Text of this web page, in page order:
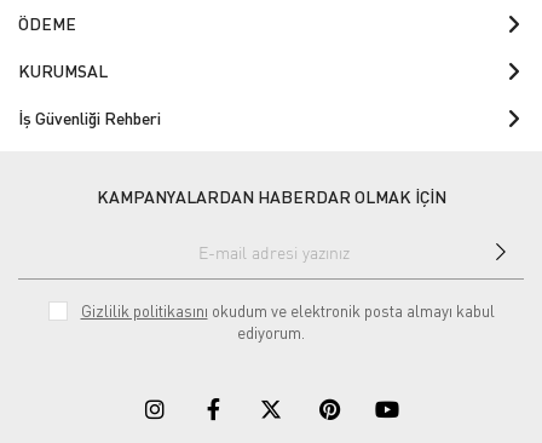
ÖDEME
KURUMSAL
İş Güvenliği Rehberi
KAMPANYALARDAN HABERDAR OLMAK İÇİN
Gizlilik politikasını okudum ve elektronik posta almayı kabul
ediyorum.